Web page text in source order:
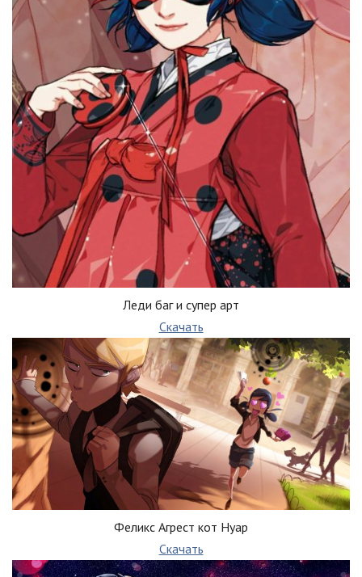
Леди баг и супер арт
Скачать
Феликс Агрест кот Нуар
Скачать